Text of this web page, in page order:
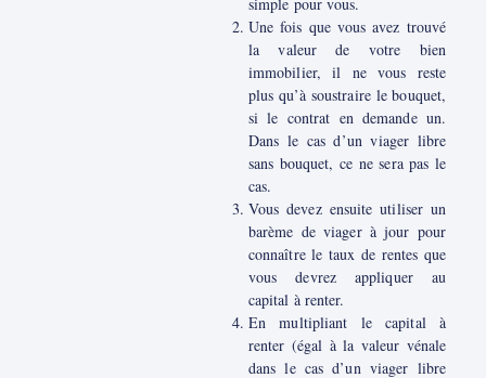
simple pour vous.
Une fois que vous avez trouvé
la valeur de votre bien
immobilier, il ne vous reste
plus qu’à soustraire le bouquet,
si le contrat en demande un.
Dans le cas d’un viager libre
sans bouquet, ce ne sera pas le
cas.
Vous devez ensuite utiliser un
barème de viager à jour pour
connaître le taux de rentes que
vous devrez appliquer au
capital à renter.
En multipliant le capital à
renter (égal à la valeur vénale
dans le cas d’un viager libre